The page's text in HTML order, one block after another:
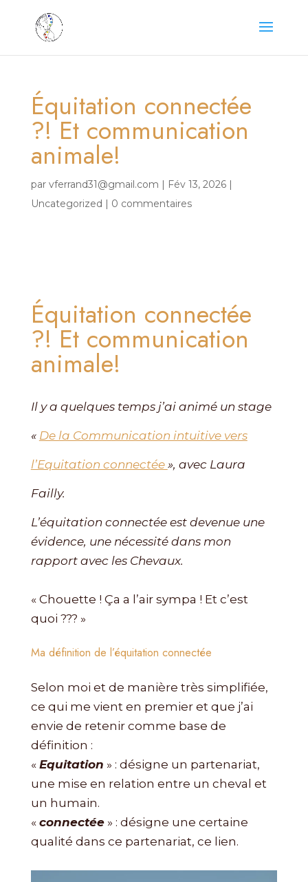
Équitation connectée
?! Et communication
animale!
par vferrand31@gmail.com | Fév 13, 2026|
Uncategorized | 0 commentaires
Équitation connectée
?! Et communication
animale!
Il y a quelques temps j’ai animé un stage
« De la Communication intuitive vers
l’Equitation connectée », avec Laura
Failly.
L’équitation connectée est devenue une
évidence, une nécessité dans mon
rapport avec les Chevaux.
« Chouette ! Ça a l’air sympa ! Et c’est
quoi ??? »
Ma définition de l’équitation connectée
Selon moi et de manière très simplifiée,
ce qui me vient en premier et que j’ai
envie de retenir comme base de
définition :
« Equitation » : désigne un partenariat,
une mise en relation entre un cheval et
un humain.
« connectée» : désigne une certaine
qualité dans ce partenariat, ce lien.